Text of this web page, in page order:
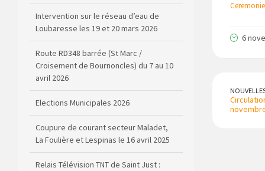
6
Intervention sur le réseau d’eau de
Loubaresse les 19 et 20 mars 2026
Route RD348 barrée (St Marc /
Croisement de Bournoncles) du 7 au 10
avril 2026
Elections Municipales 2026
Coupure de courant secteur Maladet,
La Foulière et Lespinas le 16 avril 2025
Relais Télévision TNT de Saint Just :